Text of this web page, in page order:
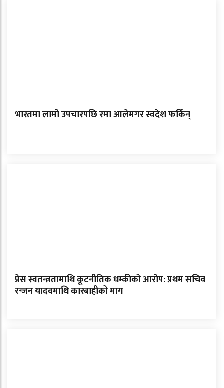
भारतमा लामो उपचारपछि रमा आलेमगर स्वदेश फर्किन्
प्रेस स्वतन्त्रतामाथि कूटनीतिक धम्कीको आरोप: प्रथम सचिव
रन्जन यादवमाथि कारबाहीको माग